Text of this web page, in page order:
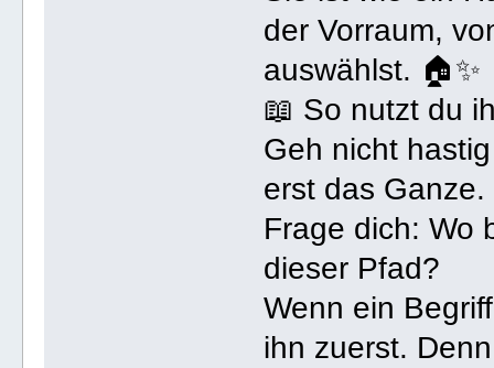
der Vorraum,
auswählst. 🏠✨
📖 So nutzt du
Geh nicht
erst das Ganze.
Frage dich: Wo
dieser Pfad?
Wenn ein
ihn zuerst.